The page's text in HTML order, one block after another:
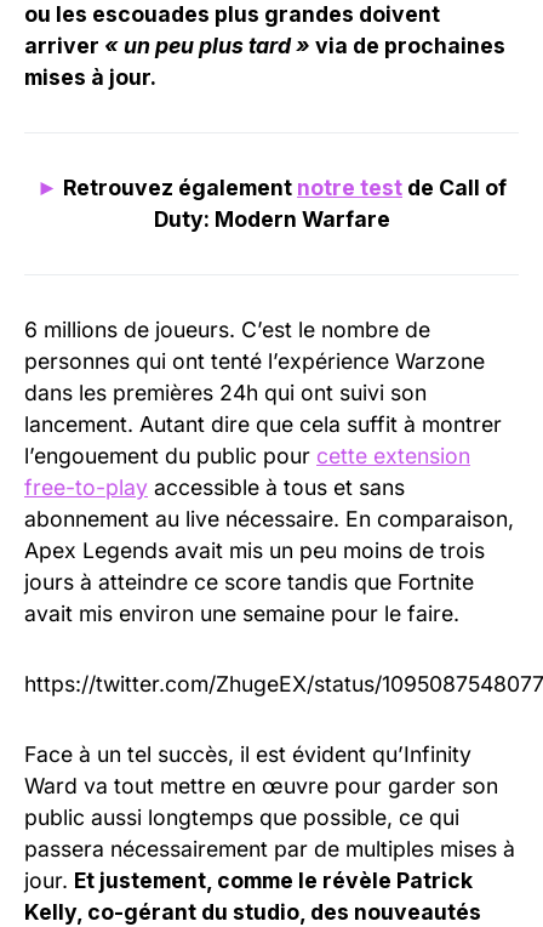
ou les escouades plus grandes doivent
arriver « un peu plus tard » via de prochaines
mises à jour.
► Retrouvez également notre test de Call of
Duty: Modern Warfare
6 millions de joueurs. C’est le nombre de
personnes qui ont tenté l’expérience Warzone
dans les premières 24h qui ont suivi son
lancement. Autant dire que cela suffit à montrer
l’engouement du public pour cette extension
free-to-play accessible à tous et sans
abonnement au live nécessaire. En comparaison,
Apex Legends avait mis un peu moins de trois
jours à atteindre ce score tandis que Fortnite
avait mis environ une semaine pour le faire.
https://twitter.com/ZhugeEX/status/
Face à un tel succès, il est évident qu’Infinity
Ward va tout mettre en œuvre pour garder son
public aussi longtemps que possible, ce qui
passera nécessairement par de multiples mises à
jour. Et justement, comme le révèle Patrick
Kelly, co-gérant du studio, des nouveautés